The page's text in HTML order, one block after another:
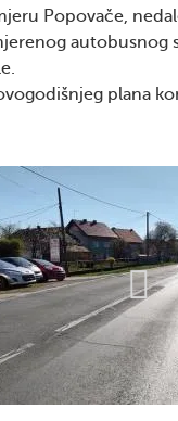
Popovače,
autobusnog
plana